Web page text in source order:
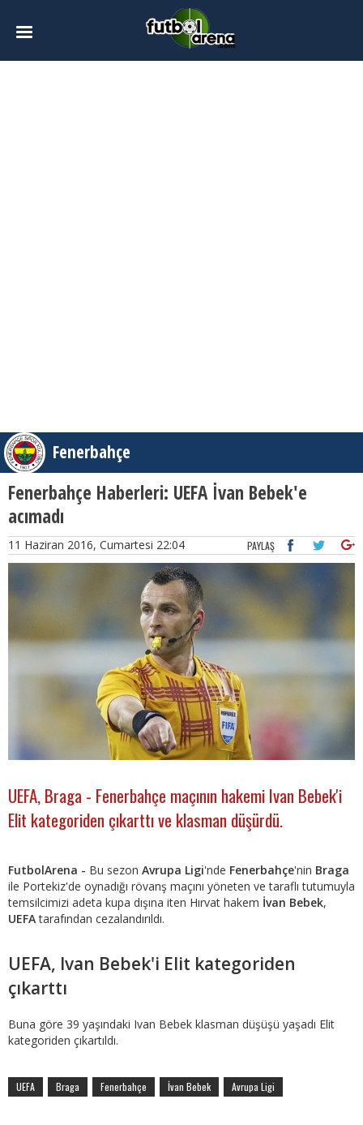
Fenerbahçe
Fenerbahçe Haberleri: UEFA İvan Bebek'e
acımadı
11 Haziran 2016, Cumartesi 22:04 PAYLAŞ
UEFA, Braga - Fenerbahçe maçının hakemi Ivan Bebek'i
Elit kategoriden çıkarttı ve klasman düşürdü.
FutbolArena - Bu sezon Avrupa Ligi'nde Fenerbahçe'nin Braga
ile Portekiz'de oynadığı rövanş maçını yöneten ve taraflı tutumuyla
temsilcimizi adeta kupa dışına iten Hırvat hakem İvan Bebek,
UEFAtarafından cezalandırıldı.
UEFA, Ivan Bebek'i Elit kategoriden
çıkarttı
Buna göre 39 yaşındaki Ivan Bebek klasman düşüşü yaşadı Elit
kategoriden çıkartıldı.
UEFA Braga Fenerbahçe İvan Bebek Avrupa Ligi